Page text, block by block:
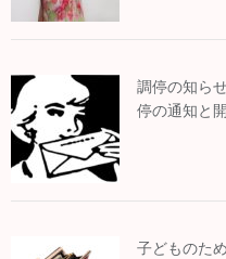
調停の知ら
停の通知と
子どものた